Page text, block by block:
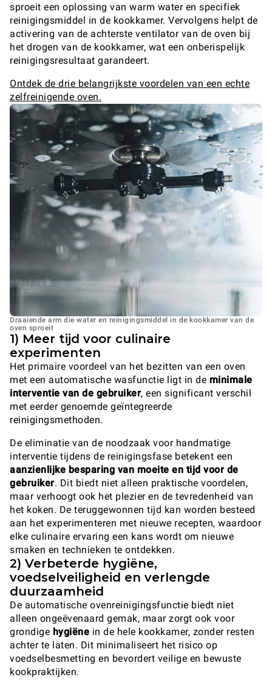
sproeit een oplossing van warm water en specifiek
reinigingsmiddel in de kookkamer. Vervolgens helpt de
activering van de achterste ventilator van de oven bij
het drogen van de kookkamer, wat een onberispelijk
reinigingsresultaat garandeert.
Ontdek de drie belangrijkste voordelen van een echte
zelfreinigende oven.
Draaiende arm die water en reinigingsmiddel in de kookkamer van de
oven sproeit
1) Meer tijd voor culinaire
experimenten
Het primaire voordeel van het bezitten van een oven
met een automatische wasfunctie ligt in de minimale
interventie van de gebruiker, een significant verschil
met eerder genoemde geïntegreerde
reinigingsmethoden.
De eliminatie van de noodzaak voor handmatige
interventie tijdens de reinigingsfase betekent een
aanzienlijke besparing van moeite en tijd voor de
gebruiker. Dit biedt niet alleen praktische voordelen,
maar verhoogt ook het plezier en de tevredenheid van
het koken. De teruggewonnen tijd kan worden besteed
aan het experimenteren met nieuwe recepten, waardoor
elke culinaire ervaring een kans wordt om nieuwe
smaken en technieken te ontdekken.
2) Verbeterde hygiëne,
voedselveiligheid en verlengde
duurzaamheid
De automatische ovenreinigingsfunctie biedt niet
alleen ongeëvenaard gemak, maar zorgt ook voor
grondige hygiëne in de hele kookkamer, zonder resten
achter te laten. Dit minimaliseert het risico op
voedselbesmetting en bevordert veilige en bewuste
kookpraktijken.